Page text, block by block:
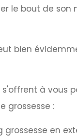
le bout de son
bien
s'offrent à vous
grossesse :
grossesse en